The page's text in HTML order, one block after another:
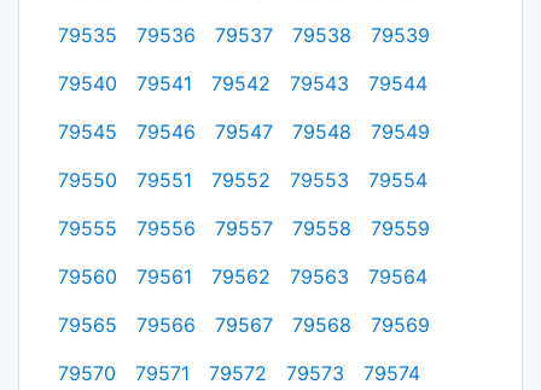
79535
79536 79537 79538
79539
79540
79541 79542 79543
79544
79545
79546 79547 79548
79549
79550
79551 79552 79553
79554
79555
79556 79557 79558
79559
79560
79561 79562 79563
79564
79565
79566 79567 79568
79569
79570
79571 79572 79573 79574